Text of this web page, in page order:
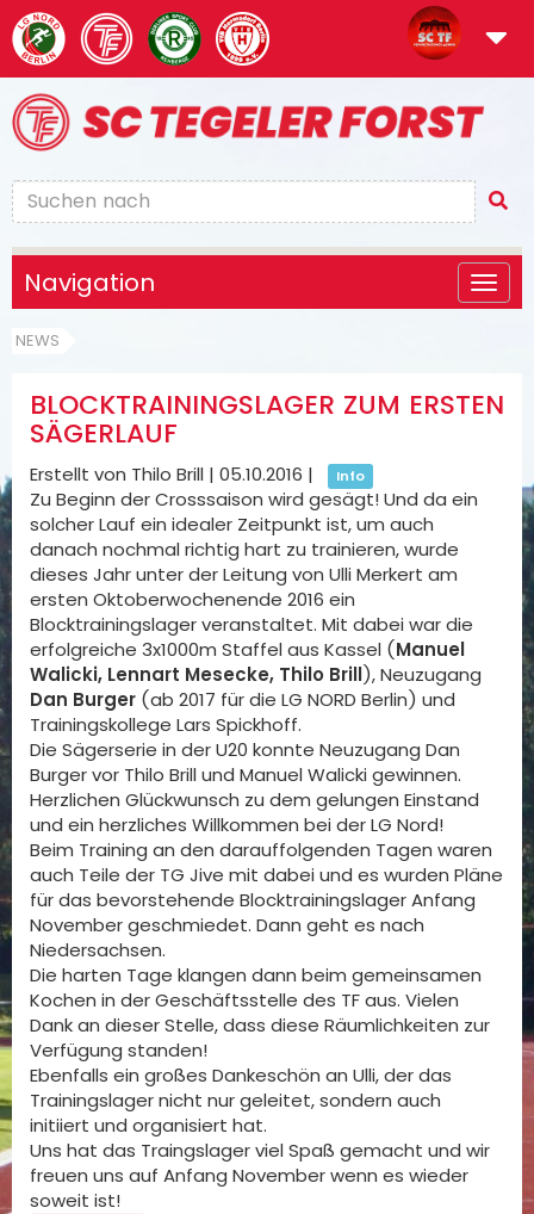
Navigation
NEWS
BLOCKTRAININGSLAGER ZUM ERSTEN
SÄGERLAUF
Erstellt von Thilo Brill | 05.10.2016 | Info
Zu Beginn der Crosssaison wird gesägt! Und da ein
solcher Lauf ein idealer Zeitpunkt ist, um auch
danach nochmal richtig hart zu trainieren, wurde
dieses Jahr unter der Leitung von Ulli Merkert am
ersten Oktoberwochenende 2016 ein
Blocktrainingslager veranstaltet. Mit dabei war die
erfolgreiche 3x1000m Staffel aus Kassel (Manuel
Walicki, Lennart Mesecke, Thilo Brill), Neuzugang
Dan Burger (ab 2017 für die LG NORD Berlin) und
Trainingskollege Lars Spickhoff.
Die Sägerserie in der U20 konnte Neuzugang Dan
Burger vor Thilo Brill und Manuel Walicki gewinnen.
Herzlichen Glückwunsch zu dem gelungen Einstand
und ein herzliches Willkommen bei der LG Nord!
Beim Training an den darauffolgenden Tagen waren
auch Teile der TG Jive mit dabei und es wurden Pläne
für das bevorstehende Blocktrainingslager Anfang
November geschmiedet. Dann geht es nach
Niedersachsen.
Die harten Tage klangen dann beim gemeinsamen
Kochen in der Geschäftsstelle des TF aus. Vielen
Dank an dieser Stelle, dass diese Räumlichkeiten zur
Verfügung standen!
Ebenfalls ein großes Dankeschön an Ulli, der das
Trainingslager nicht nur geleitet, sondern auch
initiiert und organisiert hat.
Uns hat das Traingslager viel Spaß gemacht und wir
freuen uns auf Anfang November wenn es wieder
soweit ist!